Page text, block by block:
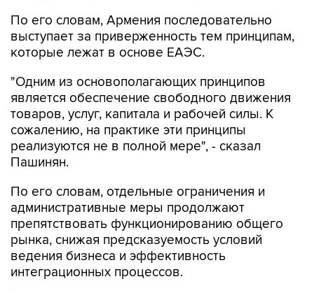
По его словам, Армения последовательно
выступает за приверженность тем принципам,
которые лежат в основе ЕАЭС.
"Одним из основополагающих принципов
является обеспечение свободного движения
товаров, услуг, капитала и рабочей силы. К
сожалению, на практике эти принципы
реализуются не в полной мере", - сказал
Пашинян.
По его словам, отдельные ограничения и
административные меры продолжают
препятствовать функционированию общего
рынка, снижая предсказуемость условий
ведения бизнеса и эффективность
интеграционных процессов.